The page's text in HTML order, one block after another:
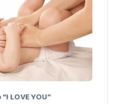
LOVE YOU”